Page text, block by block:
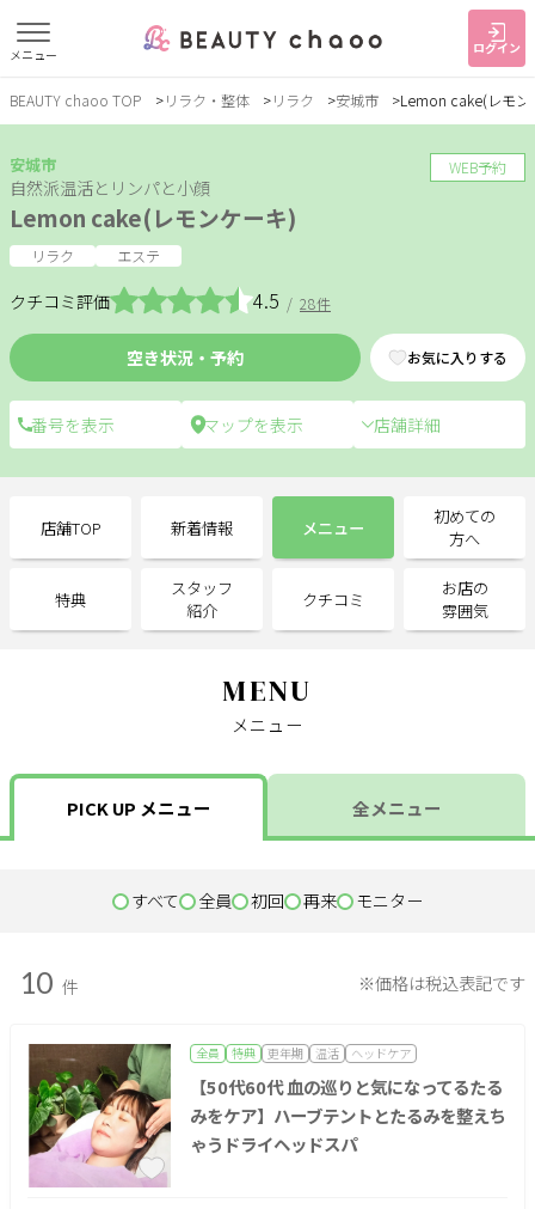
メニュー ログイン
すでに会員の方 はじめてご利用の方
ジャンルで探す
ヘア・メイク ネイル・まつげ エステ
スクール・
トレーニング
サポート
よくある質問
利用規約
掲載店様ログイン
BEAUTY chaoo TOP リラク・整体 リラク 安城市 Lemon cake(レモン
安城市
自然派温活とリンパと小顔
Lemon cake(レモンケーキ)
リラク エステ
空き状況・予約 お気に入りする
クチコミ評価 4.5 / 28件
店舗詳細
WEB予約
店舗TOP 新着情報 メニュー
初めての
方へ
特典
スタッフ
紹介
クチコミ
お店の
雰囲気
MENU
メニュー
PICK UP メニュー 全メニュー
すべて 全員 初回 再来 モニター
10 件 ※価格は税込表記です
全員 特典 更年期 温活 ヘッドケア
【50代60代 血の巡りと気になってるたる
みをケア】ハーブテントとたるみを整えち
ゃうドライヘッドスパ